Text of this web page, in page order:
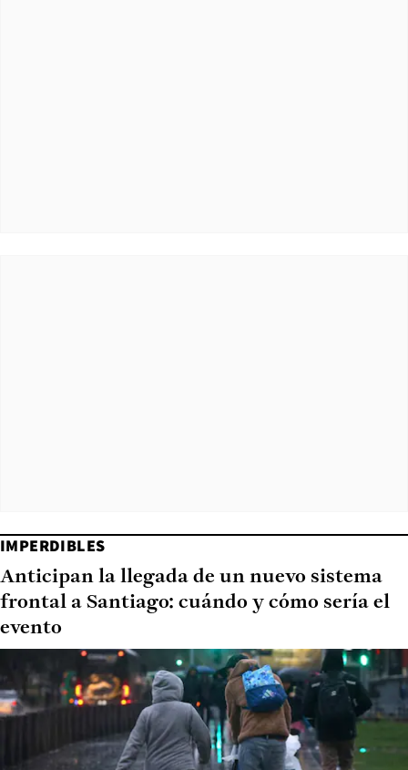
IMPERDIBLES
Anticipan la llegada de un nuevo sistema
frontal a Santiago: cuándo y cómo sería el
evento